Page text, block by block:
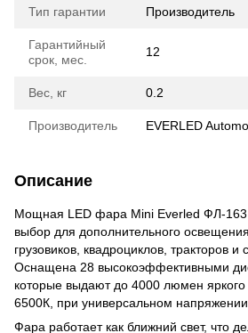
Тип гарантии Производитель
Гарантийный
срок, мес.
12
Вес, кг 0.2
Производитель EVERLED
Описание
Мощная LED фара Mini Everled ФЛ-
выбор для дополнительного освещения
грузовиков, квадроциклов, тракторов и
Оснащена 28 высокоэффективными
которые выдают до 4000 люмен яркого
6500К, при универсальном
Фара работает как ближний свет, что